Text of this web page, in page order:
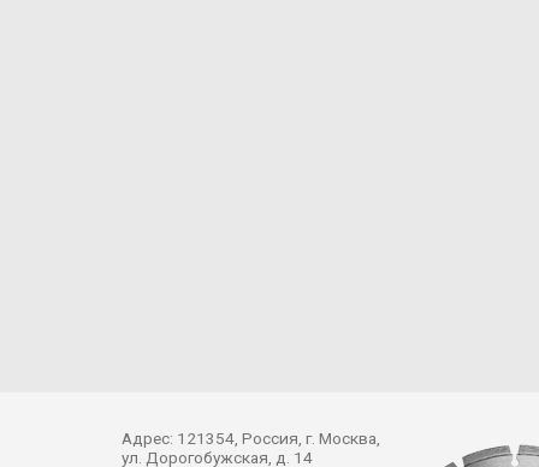
Адрес: 121354, Россия, г. Москва,
ул. Дорогобужская, д. 14